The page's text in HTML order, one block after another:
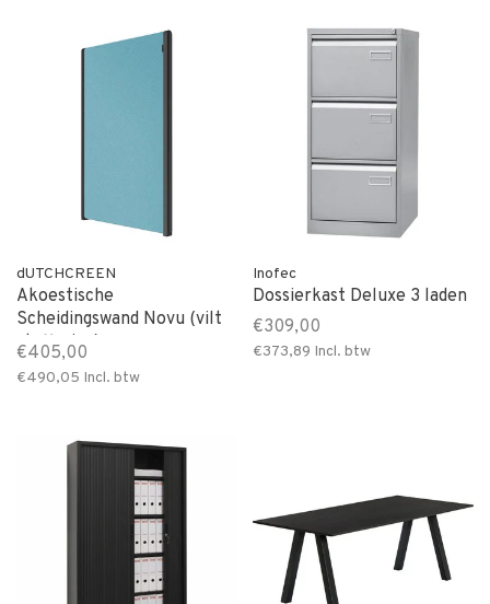
dUTCHCREEN
Akoestische
Scheidingswand Novu (vilt
stoffering)
€405,00
€490,05 Incl. btw
Inofec
Dossierkast Deluxe 3 laden
€309,00
€373,89 Incl. btw